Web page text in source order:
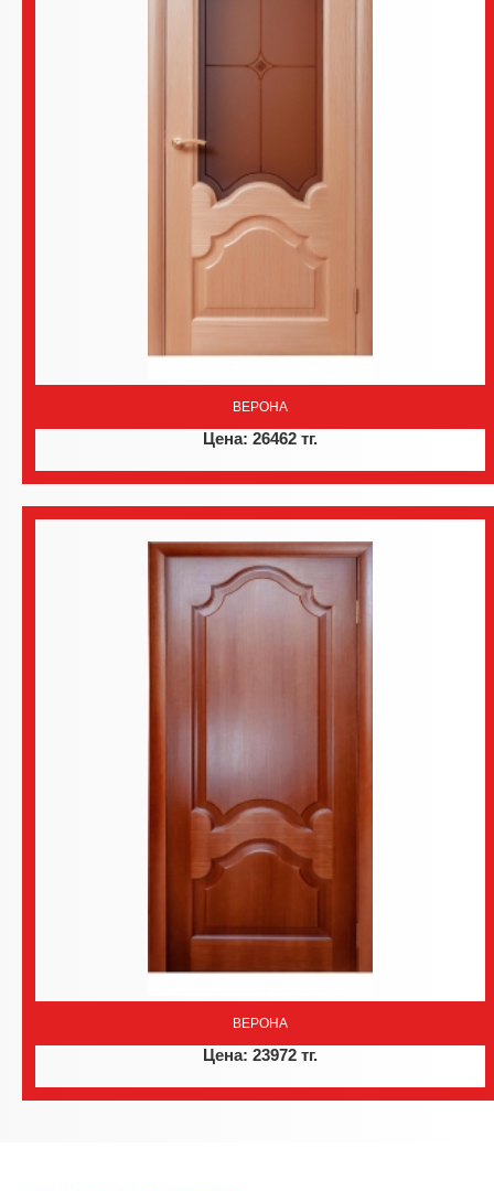
ВЕРОНА
Цена: 26462 тг.
ВЕРОНА
Цена: 23972 тг.